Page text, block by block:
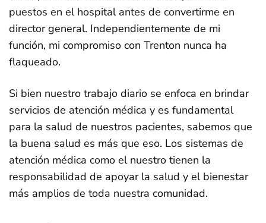
puestos en el hospital antes de convertirme en
director general. Independientemente de mi
función, mi compromiso con Trenton nunca ha
flaqueado.
Si bien nuestro trabajo diario se enfoca en brindar
servicios de atención médica y es fundamental
para la salud de nuestros pacientes, sabemos que
la buena salud es más que eso. Los sistemas de
atención médica como el nuestro tienen la
responsabilidad de apoyar la salud y el bienestar
más amplios de toda nuestra comunidad.